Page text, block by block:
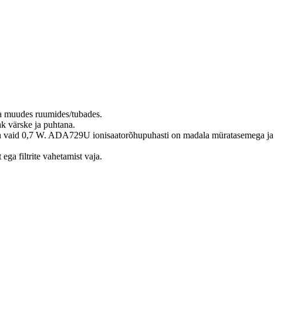
ruumides/tubades.
värske ja puhtana.
0,7 W. ADA729U ionisaatorõhupuhasti on madala müratasemega ja
filtrite vahetamist vaja.